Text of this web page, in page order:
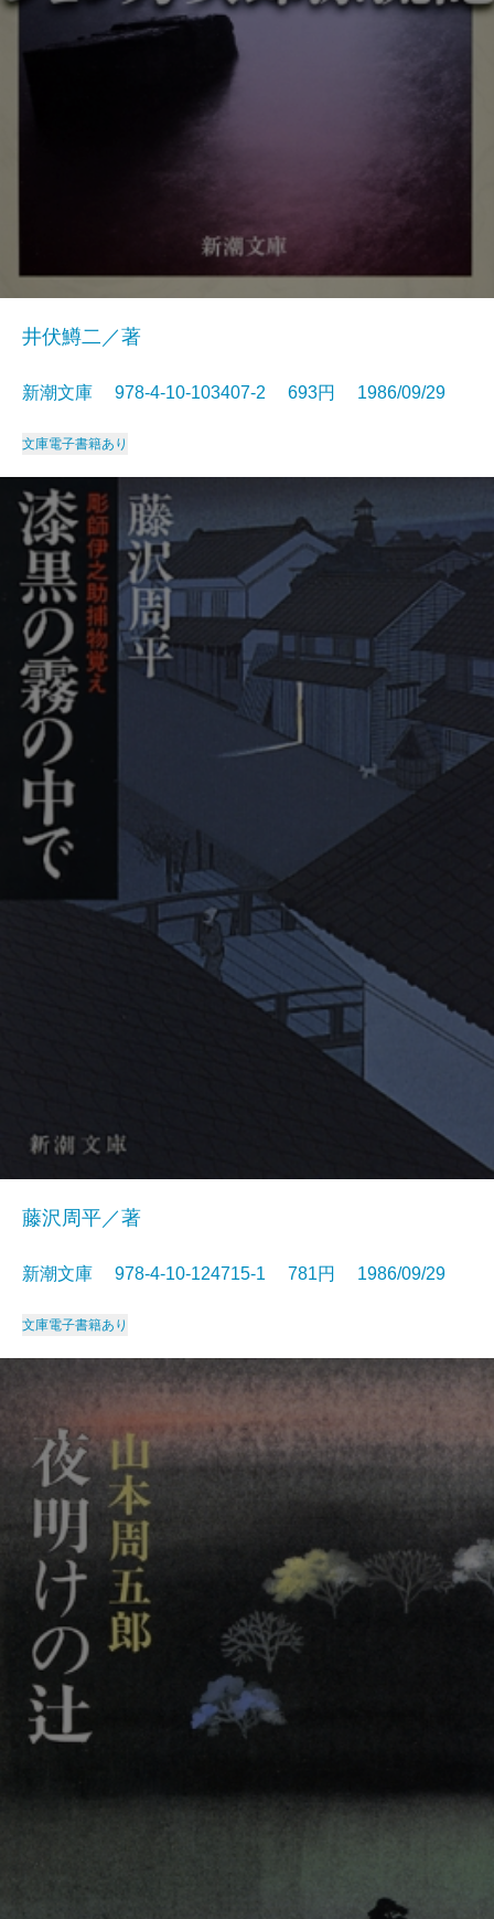
井伏鱒二／著
新潮文庫 978-4-10-103407-2 693円 1986/09/29
文庫電子書籍あり
藤沢周平／著
新潮文庫 978-4-10-124715-1 781円 1986/09/29
文庫電子書籍あり